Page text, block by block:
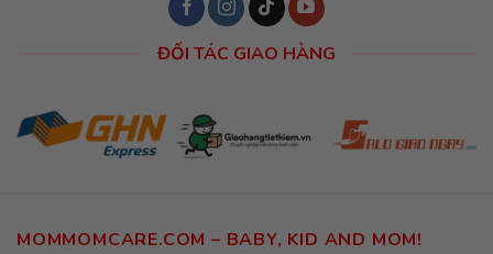
ĐỐI TÁC GIAO HÀNG
MOMMOMCARE.COM – BABY, KID AND MOM!